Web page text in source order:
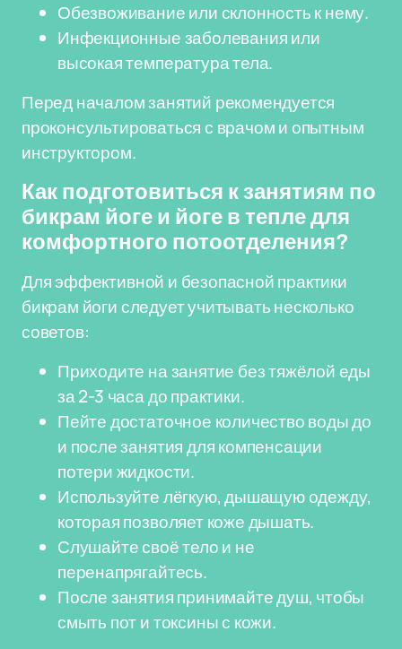
Обезвоживание или склонность к нему.
Инфекционные заболевания или
высокая температура тела.
Перед началом занятий рекомендуется
проконсультироваться с врачом и опытным
инструктором.
Как подготовиться к занятиям по
бикрам йоге и йоге в тепле для
комфортного потоотделения?
Для эффективной и безопасной практики
бикрам йоги следует учитывать несколько
советов:
Приходите на занятие без тяжёлой еды
за 2-3 часа до практики.
Пейте достаточное количество воды до
и после занятия для компенсации
потери жидкости.
Используйте лёгкую, дышащую одежду,
которая позволяет коже дышать.
Слушайте своё тело и не
перенапрягайтесь.
После занятия принимайте душ, чтобы
смыть пот и токсины с кожи.